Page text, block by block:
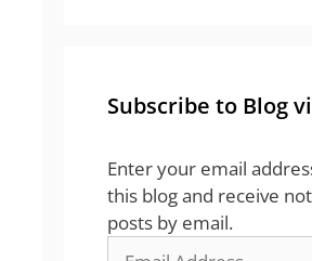
Subscribe to Blog
Enter your email
this blog and receive
posts by email.